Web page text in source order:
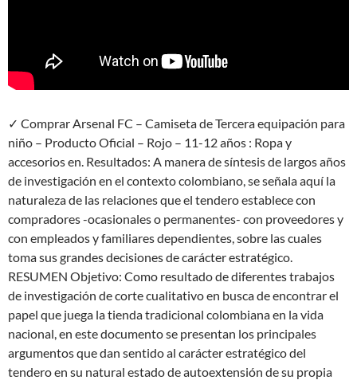
✓ Comprar Arsenal FC – Camiseta de Tercera equipación para
niño – Producto Oficial – Rojo – 11-12 años : Ropa y
accesorios en. Resultados: A manera de síntesis de largos años
de investigación en el contexto colombiano, se señala aquí la
naturaleza de las relaciones que el tendero establece con
compradores -ocasionales o permanentes- con proveedores y
con empleados y familiares dependientes, sobre las cuales
toma sus grandes decisiones de carácter estratégico.
RESUMEN Objetivo: Como resultado de diferentes trabajos
de investigación de corte cualitativo en busca de encontrar el
papel que juega la tienda tradicional colombiana en la vida
nacional, en este documento se presentan los principales
argumentos que dan sentido al carácter estratégico del
tendero en su natural estado de autoextensión de su propia